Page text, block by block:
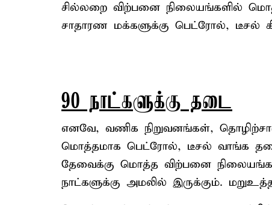
சில்லறை விற்பனை நிலையங்களில்
சாதாரண மக்களுக்கு பெட்ரோல், டீசல்
90 நாட்களுக்கு தடை
எனவே, வணிக நிறுவனங்கள்,
மொத்தமாக பெட்ரோல், டீசல் வாங்க தடை
தேவைக்கு மொத்த விற்பனை
நாட்களுக்கு அமலில் இருக்கும்.